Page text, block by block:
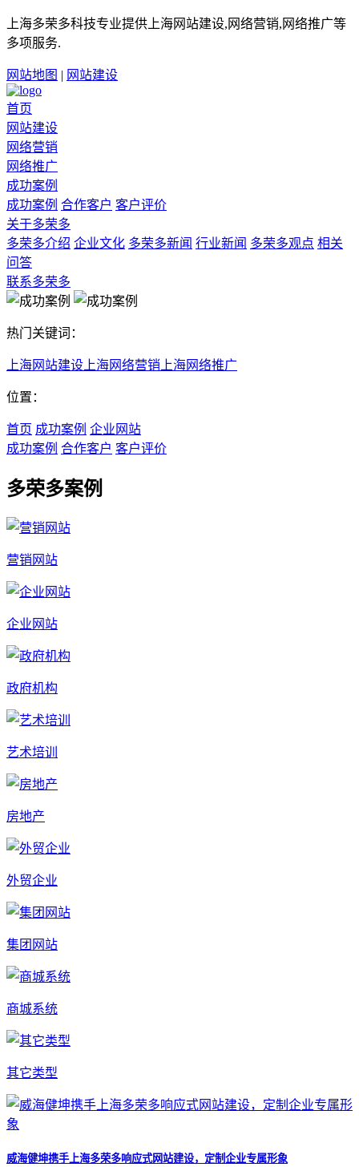
上海多荣多科技专业提供上海网站建设,网络营销,网络推广等
多项服务.
网站地图 | 网站建设
首页
网站建设
网络营销
网络推广
成功案例
成功案例 合作客户 客户评价
关于多荣多
多荣多介绍 企业文化 多荣多新闻 行业新闻 多荣多观点 相关
问答
联系多荣多
热门关键词：
上海网站建设 上海网络营销 上海网络推广
位置：
首页 成功案例 企业网站
成功案例 合作客户 客户评价
多荣多案例
营销网站
企业网站
政府机构
艺术培训
房地产
外贸企业
集团网站
商城系统
其它类型
威海健坤携手上海多荣多响应式网站建设，定制企业专属形象